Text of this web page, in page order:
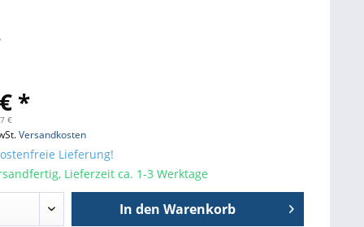
*
€
Versandkosten
Lieferung!
Lieferzeit ca. 1-3 Werktage
In den Warenkorb